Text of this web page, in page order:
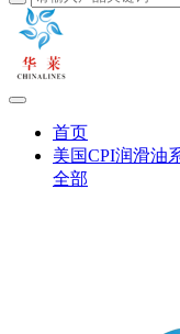
首页
美国CPI润滑油
全部